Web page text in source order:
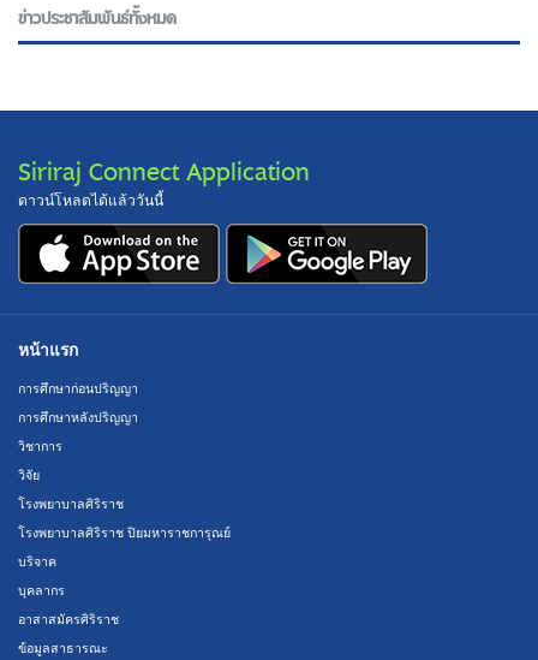
ข่าวประชาสัมพันธ์ทั้งหมด
Siriraj Connect Application
ดาวน์โหลดได้แล้ววันนี้
หน้าแรก
การศึกษาก่อนปริญญา
การศึกษาหลังปริญญา
วิชาการ
วิจัย
โรงพยาบาลศิริราช
โรงพยาบาลศิริราช ปิยมหาราชการุณย์
บริจาค
บุคลากร
อาสาสมัครศิริราช
ข้อมูลสาธารณะ